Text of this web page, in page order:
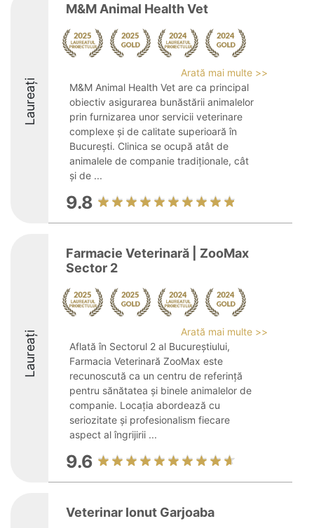
Laureați
M&M Animal Health Vet
Arată mai multe >>
M&M Animal Health Vet are ca principal
obiectiv asigurarea bunăstării animalelor
prin furnizarea unor servicii veterinare
complexe și de calitate superioară în
București. Clinica se ocupă atât de
animalele de companie tradiționale, cât
și de ...
9.8
Laureați
Farmacie Veterinară | ZooMax
Sector 2
Arată mai multe >>
Aflată în Sectorul 2 al Bucureștiului,
Farmacia Veterinară ZooMax este
recunoscută ca un centru de referință
pentru sănătatea și binele animalelor de
companie. Locația abordează cu
seriozitate și profesionalism fiecare
aspect al îngrijirii ...
9.6
Veterinar Ionut Garjoaba